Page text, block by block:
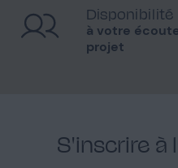
Disponibilité
à votre
projet
S'inscrire à